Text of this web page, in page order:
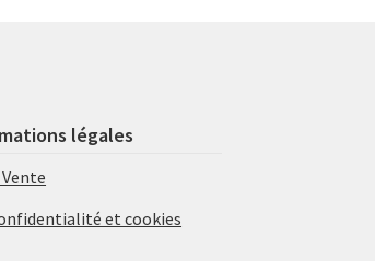
légales
et cookies